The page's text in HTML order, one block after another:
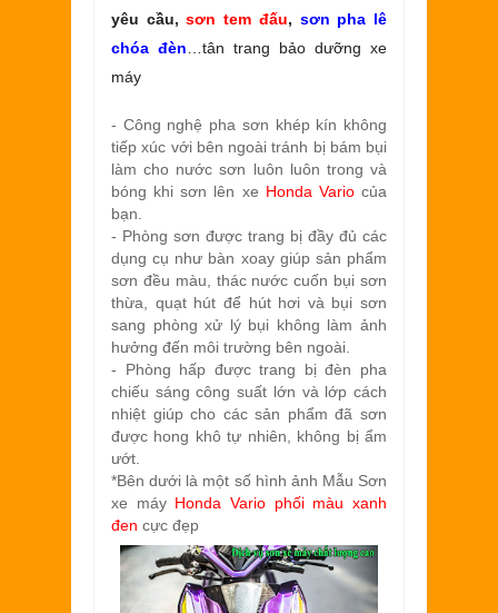
yêu cầu,sơn tem đấu, sơn pha lê
chóa đèn …tân trang bảo dưỡng xe
máy
- Công nghệ pha sơn khép kín không
tiếp xúc với bên ngoài tránh bị bám bụi
làm cho nước sơn luôn luôn trong và
bóng khi sơn lên xe Honda Variocủa
bạn.
- Phòng sơn được trang bị đầy đủ các
dụng cụ như bàn xoay giúp sản phẩm
sơn đều màu, thác nước cuốn bụi sơn
thừa, quạt hút để hút hơi và bụi sơn
sang phòng xử lý bụi không làm ảnh
hưởng đến môi trường bên ngoài.
- Phòng hấp được trang bị đèn pha
chiếu sáng công suất lớn và lớp cách
nhiệt giúp cho các sản phẩm đã sơn
được hong khô tự nhiên, không bị ẩm
ướt.
*Bên dưới là một số hình ảnh Mẫu Sơn
xe máy Honda Vario phối màu xanh
đen cực đẹp